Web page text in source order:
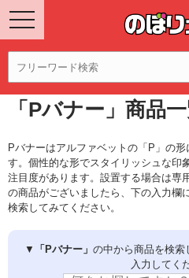
「Pバナー」商品
Pバナーはアルファベットの「P」の
す。個性的な形でスタイリッシュな印
注目度があります。設置する場合は専
の商品がございましたら、下の入力欄
検索してみてください。
▼ 「Pバナー」 の中から商品を検索
入力してく